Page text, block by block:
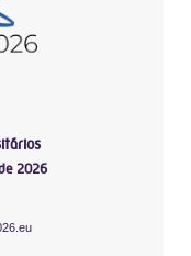
2026